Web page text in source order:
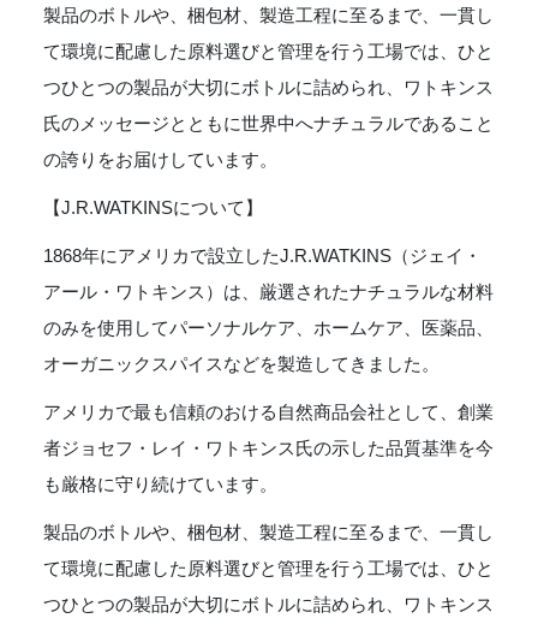
製品のボトルや、梱包材、製造工程に至るまで、一貫し
て環境に配慮した原料選びと管理を行う工場では、ひと
つひとつの製品が大切にボトルに詰められ、ワトキンス
氏のメッセージとともに世界中へナチュラルであること
の誇りをお届けしています。
【J.R.WATKINSについて】
1868年にアメリカで設立したJ.R.WATKINS（ジェイ・
アール・ワトキンス）は、厳選されたナチュラルな材料
のみを使用してパーソナルケア、ホームケア、医薬品、
オーガニックスパイスなどを製造してきました。
アメリカで最も信頼のおける自然商品会社として、創業
者ジョセフ・レイ・ワトキンス氏の示した品質基準を今
も厳格に守り続けています。
製品のボトルや、梱包材、製造工程に至るまで、一貫し
て環境に配慮した原料選びと管理を行う工場では、ひと
つひとつの製品が大切にボトルに詰められ、ワトキンス